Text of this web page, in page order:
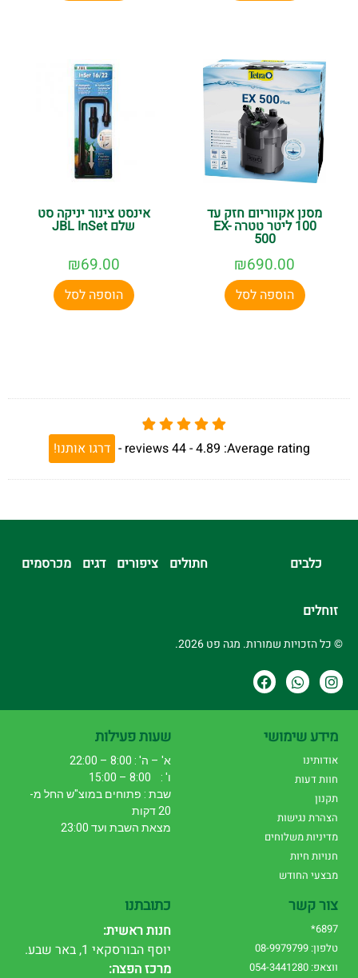
מסנן אקווריום חזק עד
100 ליטר טטרה EX-
500
₪690.00
הוספה לסל
אינסט צינור יניקה סט
שלם JBL InSet
₪69.00
הוספה לסל
Average rating:
4.89 -
44
reviews
- דרגו אותנו!
כלבים חתולים ציפורים דגים מכרסמים
זוחלים
© כל הזכויות שמורות. מגה פט 2026.
מידע שימושי
אודותינו
חוות דעות
תקנון
הצהרת נגישות
מדיניות משלוחים
חנויות חיות
מבצעי החודש
שעות פעילות
א' – ה' : 8:00 – 22:00
ו' : 8:00 – 15:00
שבת : פתוחים במוצ"ש החל מ-
20 דקות
מצאת השבת ועד 23:00
צור קשר
6897*
טלפון: 08-9979799
ווצאפ: 054-3441280
כתובתנו
חנות ראשית:
יוסף הבורסקאי 1, באר שבע.
מרכז הפצה: